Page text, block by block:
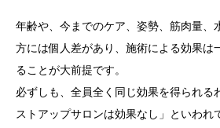
年齢や、今までのケア、姿勢、筋肉量、
方には個人差があり、施術による効果は
ることが大前提です。
必ずしも、全員全く同じ効果を得られる
ストアップサロンは効果なし」といわれ